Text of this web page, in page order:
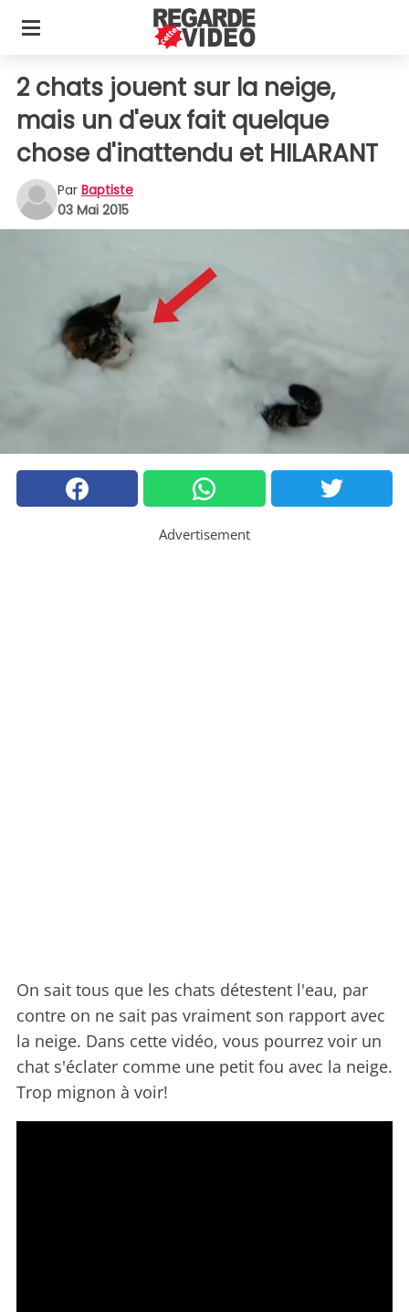
2 chats jouent sur la neige,
mais un d'eux fait quelque
chose d'inattendu et HILARANT
Par Baptiste
03 Mai 2015
Advertisement
On sait tous que les chats détestent l'eau, par
contre on ne sait pas vraiment son rapport avec
la neige. Dans cette vidéo, vous pourrez voir un
chat s'éclater comme une petit fou avec la neige.
Trop mignon à voir!